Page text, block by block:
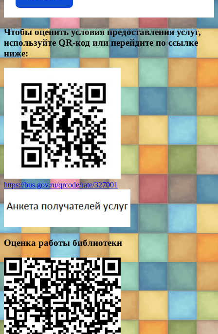
Чтобы оценить условия предоставления услуг,
используйте QR-код или перейдите по ссылке
ниже:
https://bus.gov.ru/qrcode/rate/327001
Оценка работы библиотеки